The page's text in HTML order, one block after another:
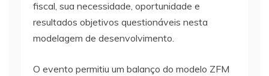
fiscal, sua necessidade, oportunidade e
resultados objetivos questionáveis nesta
modelagem de desenvolvimento.
O evento permitiu um balanço do modelo ZFM